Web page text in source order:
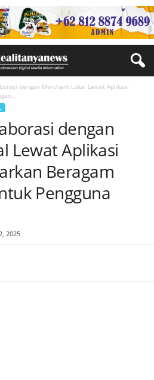
dengan Merchant Lokal Lewat Aplikasi
dengan
Lewat Aplikasi
Beragam
Pengguna
2025